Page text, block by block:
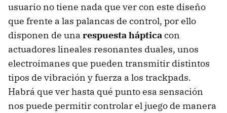
usuario no tiene nada que ver con este diseño
que frente a las palancas de control, por ello
disponen de una respuesta hápticacon
actuadores lineales resonantes duales, unos
electroimanes que pueden transmitir distintos
tipos de vibración y fuerza a los trackpads.
Habrá que ver hasta qué punto esa sensación
nos puede permitir controlar el juego de manera